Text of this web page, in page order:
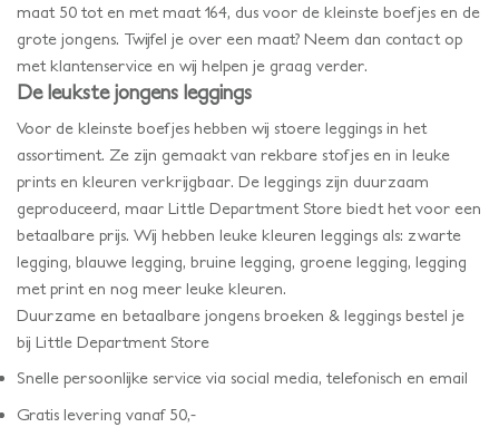
maat 50 tot en met maat 164, dus voor de kleinste boefjes en de
grote jongens. Twijfel je over een maat? Neem dan contact op
met klantenservice en wij helpen je graag verder.
De leukste jongens leggings
Voor de kleinste boefjes hebben wij stoere leggings in het
assortiment. Ze zijn gemaakt van rekbare stofjes en in leuke
prints en kleuren verkrijgbaar. De leggings zijn duurzaam
geproduceerd, maar Little Department Store biedt het voor een
betaalbare prijs. Wij hebben leuke kleuren leggings als: zwarte
legging, blauwe legging, bruine legging, groene legging, legging
met print en nog meer leuke kleuren.
Duurzame en betaalbare jongens broeken & leggings bestel je
bij Little Department Store
Snelle persoonlijke service via social media, telefonisch en email
Gratis levering vanaf 50,-